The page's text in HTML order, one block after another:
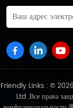
Friendly Links : ©
Ltd .Все права